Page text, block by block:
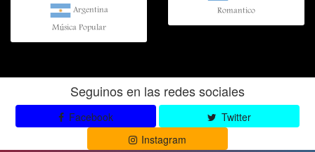
Argentina
Música Popular
Romantico
Seguinos en las redes sociales
Facebook
Twitter
Instagram